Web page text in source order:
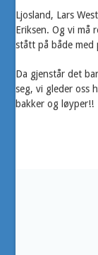
Ljosland, Lars
Eriksen. Og vi må
stått på både
Da gjenstår det
seg, vi gleder oss
bakker og løyper!!